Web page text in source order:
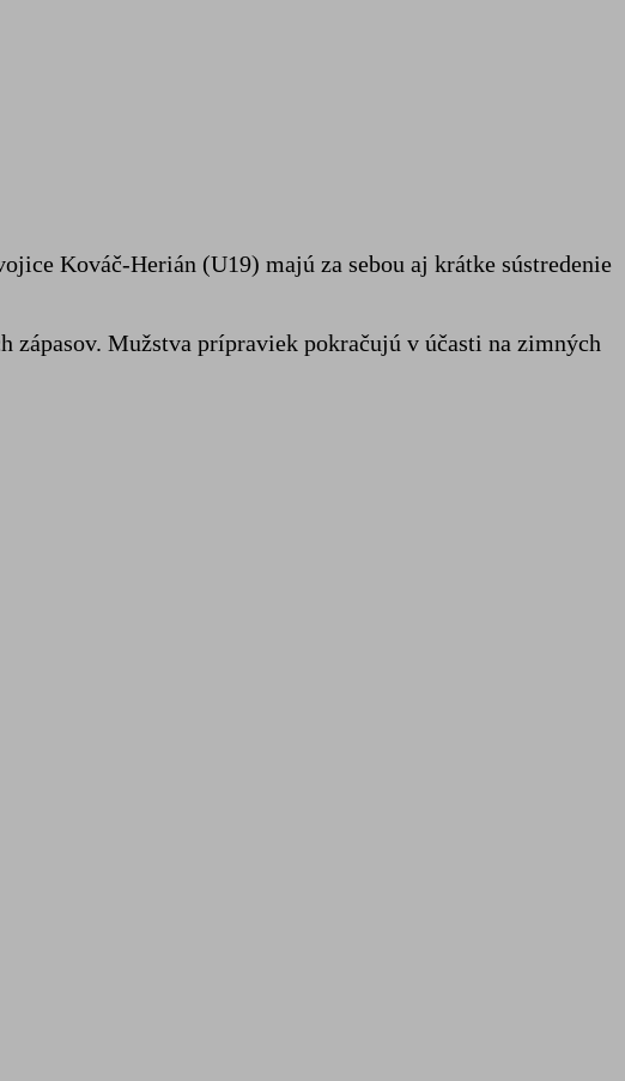
Kováč-Herián (U19) majú za sebou aj krátke sústredenie
Mužstva prípraviek pokračujú v účasti na zimných